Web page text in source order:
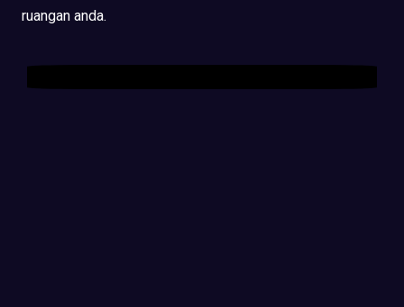
ruangan anda.